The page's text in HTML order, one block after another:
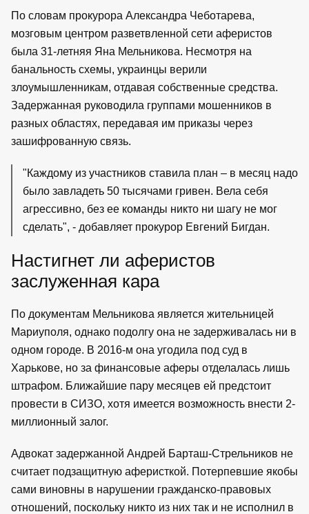
По словам прокурора Александра Чеботарева,
мозговым центром разветвленной сети аферистов
была 31-летняя Яна Мельникова. Несмотря на
банальность схемы, украинцы верили
злоумышленникам, отдавая собственные средства.
Задержанная руководила группами мошенников в
разных областях, передавая им приказы через
зашифрованную связь.
Каждому из участников ставила план – в месяц надо
было завладеть 50 тысячами гривен. Вела себя
агрессивно, без ее команды никто ни шагу не мог
сделать , - добавляет прокурор Евгений Бигдан.
Настигнет ли аферистов
заслуженная кара
По документам Мельникова является жительницей
Мариуполя, однако подолгу она не задерживалась ни в
одном городе. В 2016-м она угодила под суд в
Харькове, но за финансовые аферы отделалась лишь
штрафом. Ближайшие пару месяцев ей предстоит
провести в СИЗО, хотя имеется возможность внести 2-
миллионный залог.
Адвокат задержанной Андрей Барташ-Стрельников не
считает подзащитную аферисткой. Потерпевшие якобы
сами виновны в нарушении гражданско-правовых
отношений, поскольку никто из них так и не исполнил в